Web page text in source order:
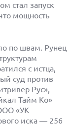
стал запуск
мощность
по швам. Рунец
с истца,
суд против
Рус»,
Тайм Ко»
«УК
иска — 256